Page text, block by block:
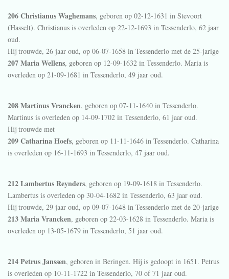
206 Christianus Waghemans, geboren op 02-12-1631 in Stevoort
(Hasselt). Christianus is overleden op 22-12-1693 in Tessenderlo, 62 jaar
oud.
Hij trouwde, 26 jaar oud, op 06-07-1658 in Tessenderlo met de 25-jarige
207 Maria Wellens, geboren op 12-09-1632 in Tessenderlo. Maria is
overleden op 21-09-1681 in Tessenderlo, 49 jaar oud.
208 Martinus Vrancken, geboren op 07-11-1640 in Tessenderlo.
Martinus is overleden op 14-09-1702 in Tessenderlo, 61 jaar oud.
Hij trouwde met
209 Catharina Hoefs, geboren op 11-11-1646 in Tessenderlo. Catharina
is overleden op 16-11-1693 in Tessenderlo, 47 jaar oud.
212 Lambertus Reynders, geboren op 19-09-1618 in Tessenderlo.
Lambertus is overleden op 30-04-1682 in Tessenderlo, 63 jaar oud.
Hij trouwde, 29 jaar oud, op 09-07-1648 in Tessenderlo met de 20-jarige
213 Maria Vrancken, geboren op 22-03-1628 in Tessenderlo. Maria is
overleden op 13-05-1679 in Tessenderlo, 51 jaar oud.
214 Petrus Janssen, geboren in Beringen. Hij is gedoopt in 1651. Petrus
is overleden op 10-11-1722 in Tessenderlo, 70 of 71 jaar oud.